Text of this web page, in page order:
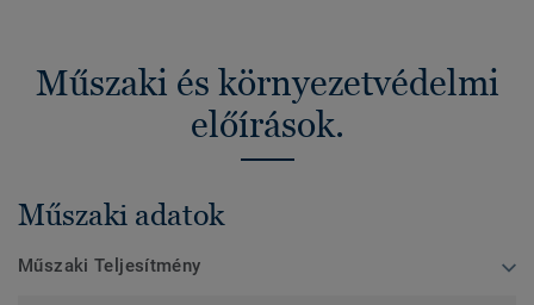
Műszaki és környezetvédelmi
előírások.
Műszaki adatok
Műszaki Teljesítmény